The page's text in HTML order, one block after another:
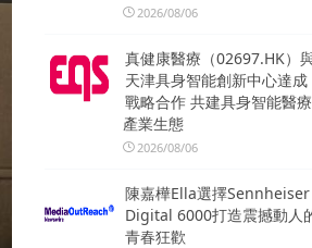
2026/08/06
真健康醫療（02697.HK）
天津具身智能創新中心達成
戰略合作 共建具身智能醫療
產業生態
2026/08/06
陳嘉樺Ella選擇Sennheiser
Digital 6000打造震撼動人
青春狂歡